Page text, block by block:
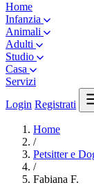
Home
Infanzia
Animali
Adulti
Studio
Casa
Servizi
Login Registrati
Home
/
Petsitter e
/
Fabiana F.